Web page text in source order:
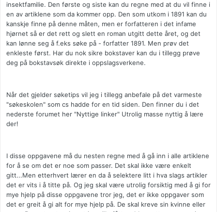
insektfamilie. Den første og siste kan du regne med at du vil finne i
en av artiklene som da kommer opp. Den som utkom i 1891 kan du
kanskje finne på denne måten, men er forfatteren i det infame
hjørnet så er det rett og slett en roman utgitt dette året, og det
kan lønne seg å f.eks søke på - forfatter 1891. Men prøv det
enkleste først. Har du nok sikre bokstaver kan du i tillegg prøve
deg på bokstavsøk direkte i oppslagsverkene.
Når det gjelder søketips vil jeg i tillegg anbefale på det varmeste
"søkeskolen" som cs hadde for en tid siden. Den finner du i det
nederste forumet her "Nyttige linker" Utrolig masse nyttig å lære
der!
I disse oppgavene må du nesten regne med å gå inn i alle artiklene
for å se om det er noe som passer. Det skal ikke være enkelt
gitt...Men etterhvert lærer en da å selektere litt i hva slags artikler
det er vits i å titte på. Og jeg skal være utrolig forsiktig med å gi for
mye hjelp på disse oppgavene tror jeg, det er ikke oppgaver som
det er greit å gi alt for mye hjelp på. De skal kreve sin kvinne eller